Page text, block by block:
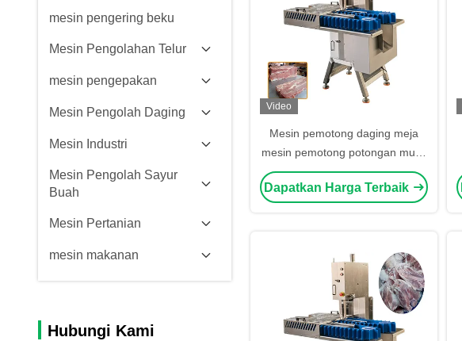
mesin pengering beku
Mesin Pengolahan Telur
mesin pengepakan
Mesin Pengolah Daging
Mesin Industri
Mesin Pengolah Sayur
Buah
Mesin Pertanian
mesin makanan
Hubungi Kami
Video
Mesin pemotong daging meja
mesin pemotong potongan multi-
fungsi
Dapatkan Harga Terbaik